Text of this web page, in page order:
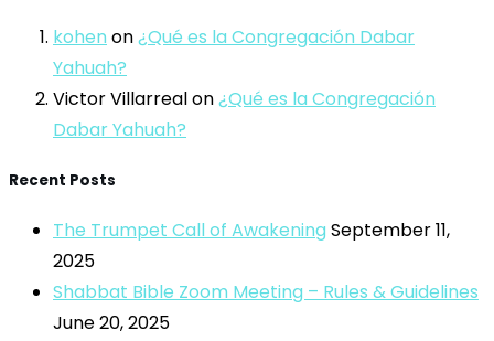
kohen on¿Qué es la Congregación Dabar
Yahuah?
Victor Villarrealon¿Qué es la Congregación
Dabar Yahuah?
Recent Posts
The Trumpet Call of Awakening September 11,
2025
Shabbat Bible Zoom Meeting – Rules & Guidelines
June 20, 2025